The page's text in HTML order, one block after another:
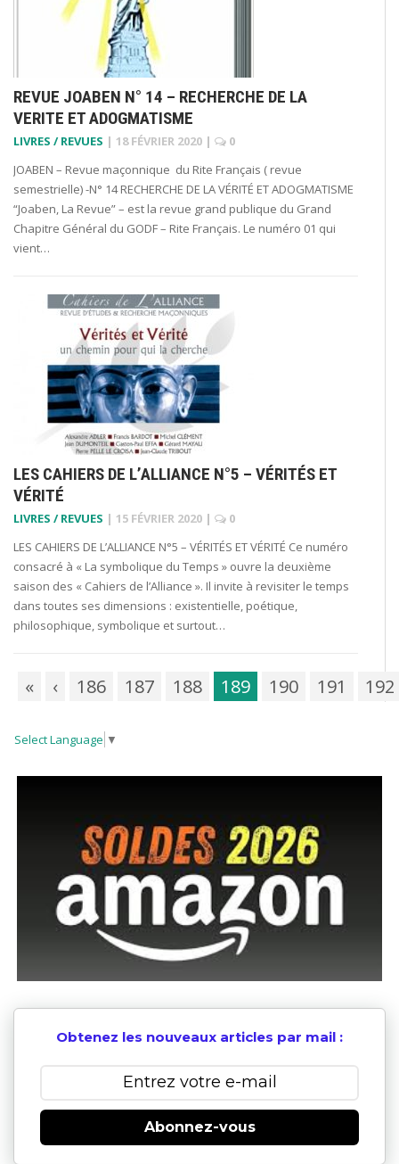
REVUE JOABEN N° 14 – RECHERCHE DE LA
VERITE ET ADOGMATISME
LIVRES / REVUES | 18 FÉVRIER 2020 |
0
JOABEN – Revue maçonnique du Rite Français ( revue
semestrielle) -N° 14 RECHERCHE DE LA VÉRITÉ ET ADOGMATISME
“Joaben, La Revue” – est la revue grand publique du Grand
Chapitre Général du GODF – Rite Français. Le numéro 01 qui
vient…
LES CAHIERS DE L’ALLIANCE N°5 – VÉRITÉS ET
VÉRITÉ
LIVRES / REVUES | 15 FÉVRIER 2020 |
0
LES CAHIERS DE L’ALLIANCE N°5 – VÉRITÉS ET VÉRITÉ Ce numéro
consacré à « La symbolique du Temps » ouvre la deuxième
saison des « Cahiers de l’Alliance ». Il invite à revisiter le temps
dans toutes ses dimensions : existentielle, poétique,
philosophique, symbolique et surtout…
« ‹ 186 187 188 189 190 191 192
Select Language ▼
Obtenez les nouveaux articles par mail :
Abonnez-vous